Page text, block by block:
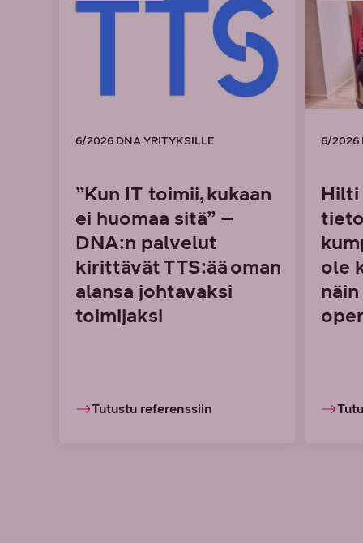
6/2026 DNA YRITYKSILLE
”Kun IT toimii, kukaan
ei huomaa sitä” –
DNA:n palvelut
kirittävät TTS:ää oman
alansa johtavaksi
toimijaksi
Tutustu referenssiin
6/2026
Hilti
ole